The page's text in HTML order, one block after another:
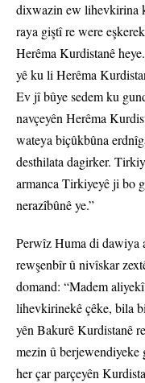
dixwazin ew lihevkirina
raya giştî re were
Herêma Kurdistanê
yê ku li Herêma
Ev jî bûye sedem ku
navçeyên Herêma
wateya biçûkbûna
desthilata dagirker.
armanca Tirkiyeyê ji bo
nerazîbûnê ye.”
Perwîz Huma di dawiya
rewşenbîr û nivîskar
domand: “Madem
lihevkirinekê çêke, bila
yên Bakurê Kurdistanê
mezin û berjewendiyeke
her çar parçeyên